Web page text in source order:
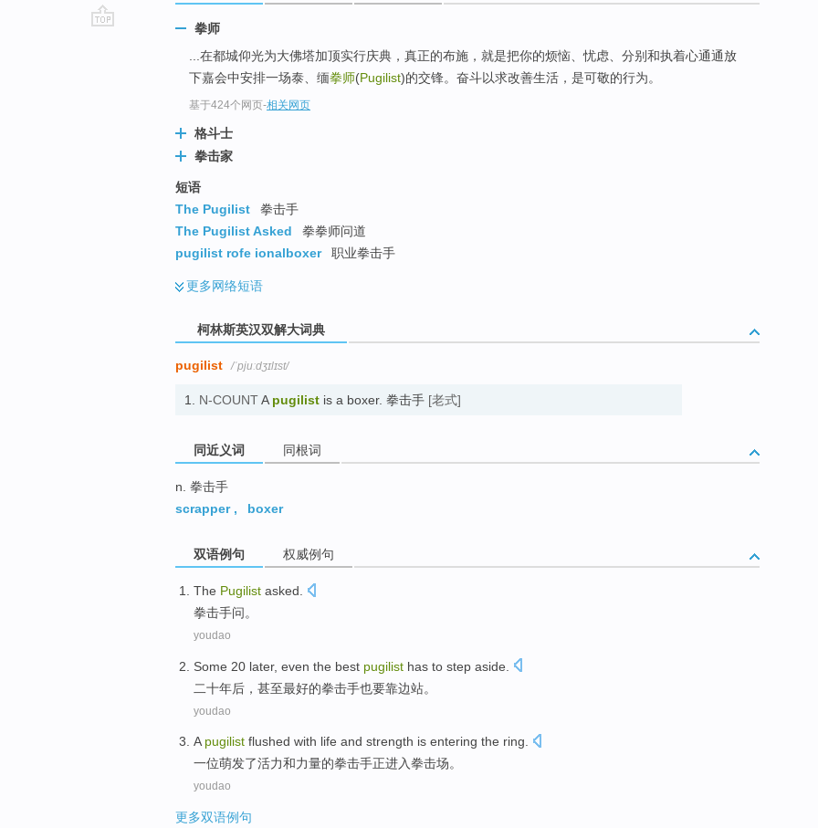
拳师
...在都城仰光为大佛塔加顶实行庆典，真正的布施，就是把你的烦恼、忧虑、分别和执着心通通放
下嘉会中安排一场泰、缅拳师(Pugilist)的交锋。奋斗以求改善生活，是可敬的行为。
基于424个网页-相关网页
格斗士
拳击家
短语
The Pugilist
拳击手
The Pugilist Asked
拳拳师问道
pugilist rofe ionalboxer
职业拳击手
更多网络短语
柯林斯英汉双解大词典
pugilist /ˈpjuːdʒɪlɪst/
1. N-COUNTA pugilist is a boxer. 拳击手 [老式]
同近义词 同根词
n. 拳击手
scrapper, boxer
双语例句 权威例句
The Pugilist asked
拳击手问。
youdao
Some 20 later, even the best pugilist has to step aside
二十年后 ， 甚至最好的拳击手也要靠边站。
youdao
A pugilist flushed with life and strength is entering the ring.
一位萌发了活力和力量的拳击手正进入拳击场。
youdao
更多双语例句